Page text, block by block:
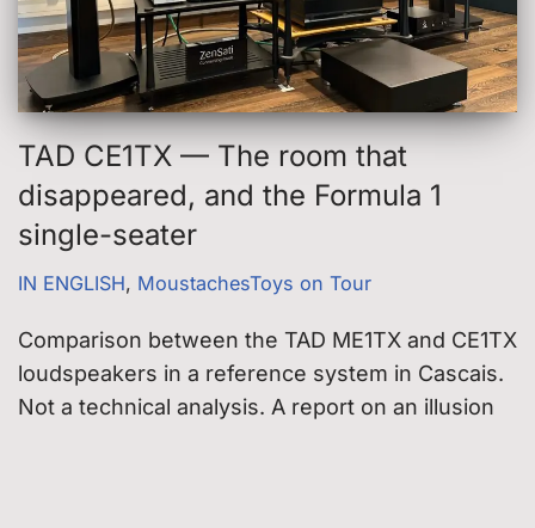
TAD CE1TX — The room that
disappeared, and the Formula 1
single-seater
IN ENGLISH, MoustachesToys on Tour
Comparison between the TAD ME1TX and CE1TX
loudspeakers in a reference system in Cascais.
Not a technical analysis. A report on an illusion